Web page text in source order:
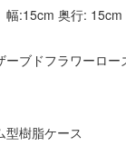
幅:15cm 奥行:
ーブドフラワーロ
ズ
サ
樹脂ケース